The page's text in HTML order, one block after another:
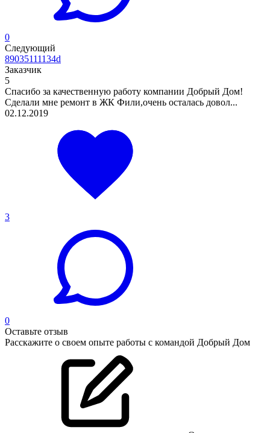
0
Следующий
89035111134d
Заказчик
5
Спасибо за качественную работу компании Добрый Дом!
Сделали мне ремонт в ЖК Фили,очень осталась довол...
02.12.2019
3
0
Оставьте отзыв
Расскажите о своем опыте работы с командой Добрый Дом